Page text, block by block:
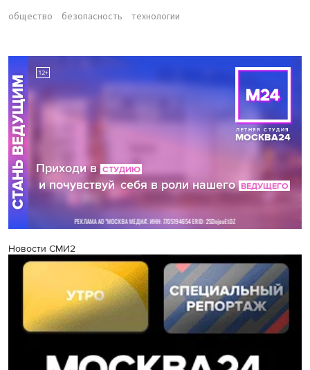
общество безопасность технологии
Новости СМИ2